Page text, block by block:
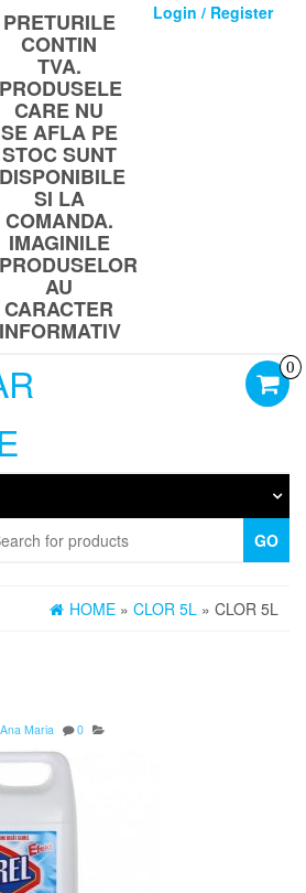
PRETURILE
CONTIN
TVA.
PRODUSELE
CARE NU
SE AFLA PE
STOC SUNT
DISPONIBILE
SI LA
COMANDA.
IMAGINILE
PRODUSELOR
AU
CARACTER
INFORMATIV
Login / Register
0
GO
HOME » CLOR 5L » CLOR 5L
Maria 0